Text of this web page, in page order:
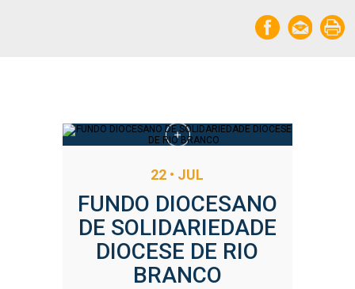
Notícias relacionadas
22 • JUL
FUNDO DIOCESANO
DE SOLIDARIEDADE
DIOCESE DE RIO
BRANCO